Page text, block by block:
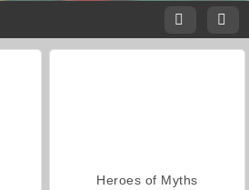
Heroes of Myths